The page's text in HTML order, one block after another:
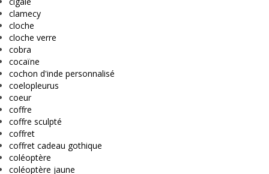
clamecy
cloche
cloche verre
cobra
cocaïne
cochon d'inde personnalisé
coelopleurus
coeur
coffre
coffre sculpté
coffret
coffret cadeau gothique
coléoptère
coléoptère jaune